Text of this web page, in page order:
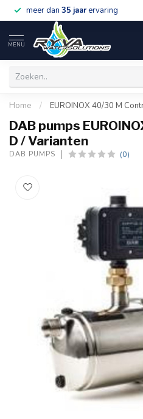
meer dan 35 jaarervaring
MENU
Home / EUROINOX 40/30 M
DAB pumps
D / Varianten
DAB PUMPS (0)